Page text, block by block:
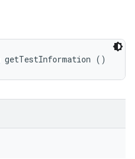
getTestInformation ()